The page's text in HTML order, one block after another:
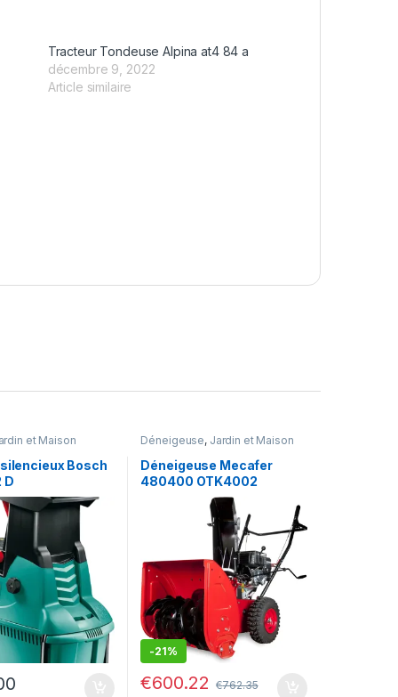
Tracteur Tondeuse Alpina at4 84 a
décembre 9, 2022
Article similaire
et Maison
Bosch
D
Déneigeuse, Jardin et Maison
Déneigeuse Mecafer
480400 OTK4002
-21%
€600.22 €762.35